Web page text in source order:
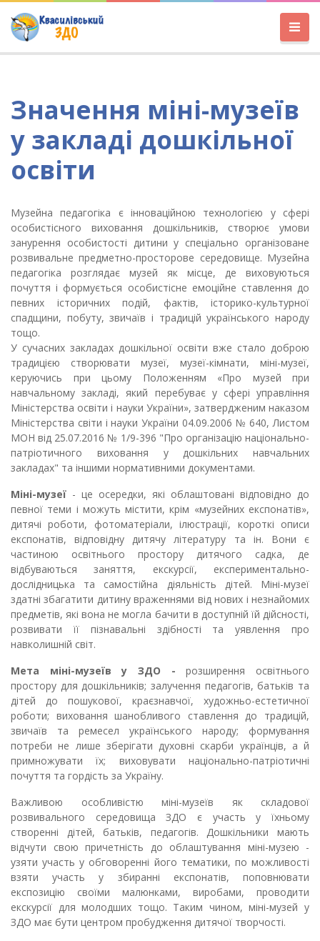
Значення міні-музеїв
у закладі дошкільної
освіти
Музейна педагогіка є інноваційною технологією у сфері
особистісного виховання дошкільників, створює умови
занурення особистості дитини у спеціально організоване
розвивальне предметно-просторове середовище. Музейна
педагогіка розглядає музей як місце, де виховуються
почуття і формується особистісне емоційне ставлення до
певних історичних подій, фактів, історико-культурної
спадщини, побуту, звичаїв і традицій українського народу
тощо.
У сучасних закладах дошкільної освіти вже стало доброю
традицією створювати музеї, музеї-кімнати, міні-музеї,
керуючись при цьому Положенням «Про музей при
навчальному закладі, який перебуває у сфері управління
Міністерства освіти і науки України», затвердженим наказом
Міністерства світи і науки України 04.09.2006 № 640, Листом
МОН від 25.07.2016 № 1/9-396 "Про організацію національно-
патріотичного виховання у дошкільних навчальних
закладах" та іншими нормативними документами.
Міні-музеї - це осередки, які облаштовані відповідно до
певної теми і можуть містити, крім «музейних експонатів»,
дитячі роботи, фотоматеріали, ілюстрації, короткі описи
експонатів, відповідну дитячу літературу та ін. Вони є
частиною освітнього простору дитячого садка, де
відбуваються заняття, екскурсії, експериментально-
дослідницька та самостійна діяльність дітей. Міні-музеї
здатні збагатити дитину враженнями від нових і незнайомих
предметів, які вона не могла бачити в доступній їй дійсності,
розвивати її пізнавальні здібності та уявлення про
навколишній світ.
Мета міні-музеїв у ЗДО - розширення освітнього
простору для дошкільників; залучення педагогів, батьків та
дітей до пошукової, краєзнавчої, художньо-естетичної
роботи; виховання шанобливого ставлення до традицій,
звичаїв та ремесел українського народу; формування
потреби не лише зберігати духовні скарби українців, а й
примножувати їх; виховувати національно-патріотичні
почуття та гордість за Україну.
Важливою особливістю міні-музеїв як складової
розвивального середовища ЗДО є участь у їхньому
створенні дітей, батьків, педагогів. Дошкільники мають
відчути свою причетність до облаштування міні-музею -
узяти участь у обговоренні його тематики, по можливості
взяти участь у збиранні експонатів, поповнювати
експозицію своїми малюнками, виробами, проводити
екскурсії для молодших тощо. Таким чином, міні-музей у
ЗДО має бути центром пробудження дитячої творчості.